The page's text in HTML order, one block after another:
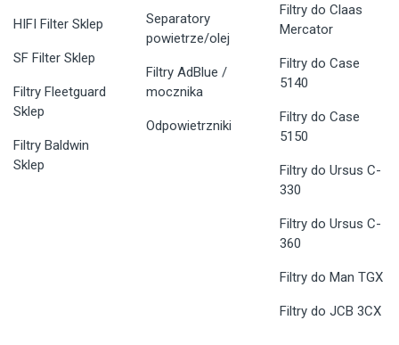
HIFI Filter Sklep
SF Filter Sklep
Filtry Fleetguard
Sklep
Filtry Baldwin
Sklep
Separatory
powietrze/olej
Filtry AdBlue /
mocznika
Odpowietrzniki
Filtry do Claas
Mercator
Filtry do Case
5140
Filtry do Case
5150
Filtry do Ursus C-
330
Filtry do Ursus C-
360
Filtry do Man TGX
Filtry do JCB 3CX